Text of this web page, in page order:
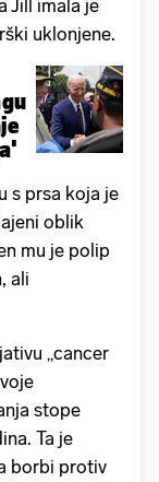
Jill imala je
uklonjene.
s prsa koja je
oblik
mu je polip
ali
„cancer
stope
Ta je
borbi protiv